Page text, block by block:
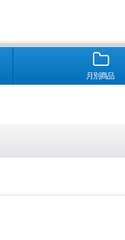
月別商品